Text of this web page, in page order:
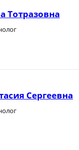
Тотразовна
Сергеевна